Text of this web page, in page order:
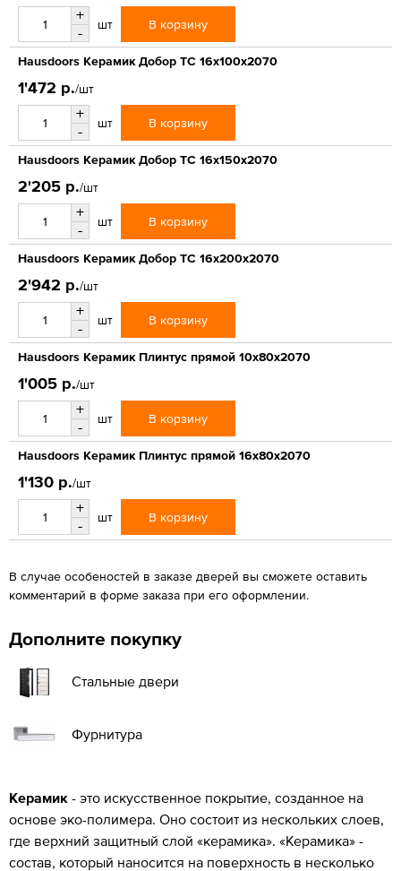
+
-
шт В корзину
Hausdoors Керамик Добор ТС 16x100x2070
1'472 р./шт
+
-
шт В корзину
Hausdoors Керамик Добор ТС 16x150x2070
2'205 р./шт
+
-
шт В корзину
Hausdoors Керамик Добор ТС 16x200x2070
2'942 р./шт
+
-
шт В корзину
Hausdoors Керамик Плинтус прямой 10x80x2070
1'005 р./шт
+
-
шт В корзину
Hausdoors Керамик Плинтус прямой 16x80x2070
1'130 р./шт
+
-
шт В корзину
В случае особеностей в заказе дверей вы сможете оставить
комментарий в форме заказа при его оформлении.
Дополните покупку
Стальные двери
Фурнитура
Керамик - это искусственное покрытие, созданное на
основе эко-полимера. Оно состоит из нескольких слоев,
где верхний защитный слой «керамика». «Керамика» -
состав, который наносится на поверхность в несколько